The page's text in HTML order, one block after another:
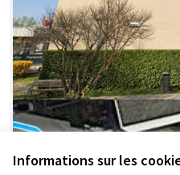
Informations sur les